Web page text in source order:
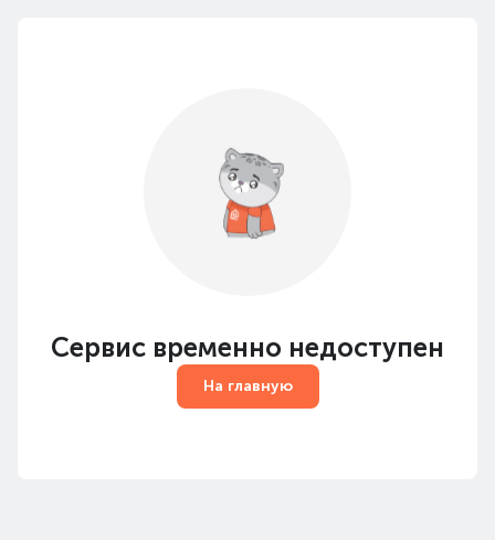
Сервис временно недоступен
На главную